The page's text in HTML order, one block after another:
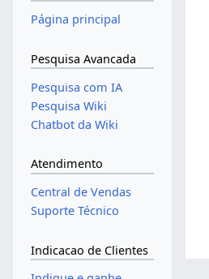
Página principal
Pesquisa Avancada
Pesquisa com IA
Pesquisa Wiki
Chatbot da Wiki
Atendimento
Central de Vendas
Suporte Técnico
Indicacao de Clientes